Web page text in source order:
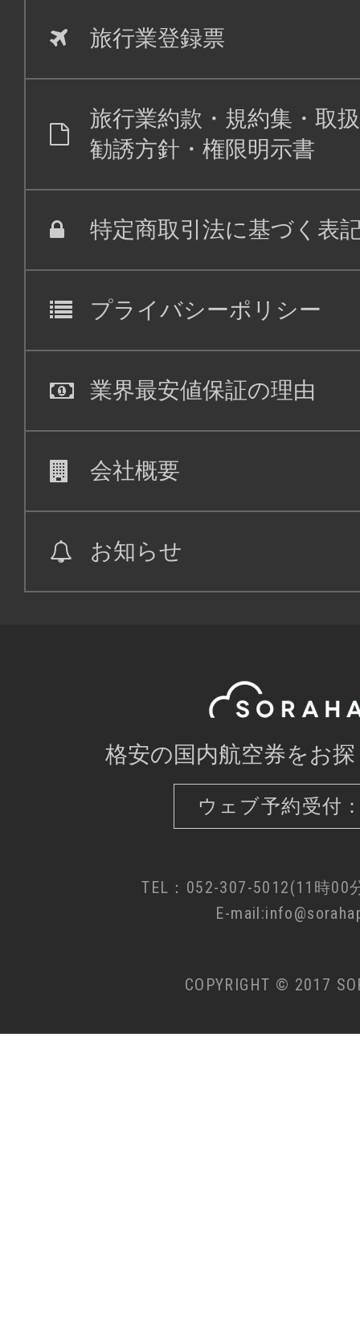
ANA096
ファースト
大阪(関西)
09:20
東京(
ファースト
15:50
東京(
ANA098
ファースト
大阪(関西)
21:00
東京(
旅行業登録票
旅行業約款・規約集・取
勧誘方針・権限明示書
特定商取引法に基づく表
プライバシーポリシー
業界最安値保証の理由
会社概要
お知らせ
格安の国内航空券をお
ウェブ予約受付
TEL：052-307-5012(11時00
E-
COPYRIGHT © 2017